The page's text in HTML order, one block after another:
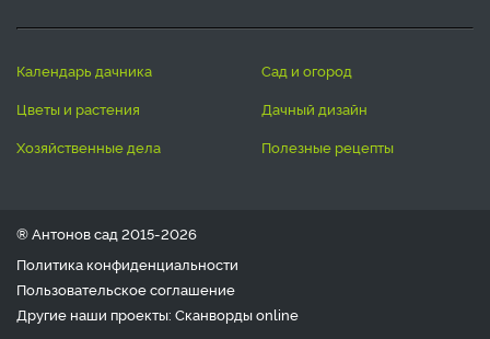
календарь дачника
сад и огород
цветы и растения
дачный дизайн
хозяйственные дела
полезные рецепты
® Антонов сад 2015-2026
Политика конфиденциальности
Пользовательское соглашение
Другие наши проекты: Сканвордыonline